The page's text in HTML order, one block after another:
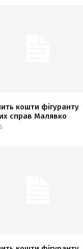
кошти фігуранту
справ Малявко